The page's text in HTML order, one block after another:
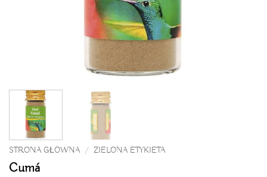
STRONA GŁÓWNA / ZIELONA ETYKIETA
Cumá